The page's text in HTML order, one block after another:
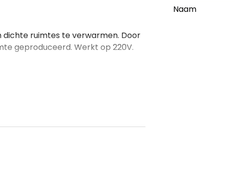
ruimtes te verwarmen. Door
geproduceerd. Werkt op 220V.
Naam